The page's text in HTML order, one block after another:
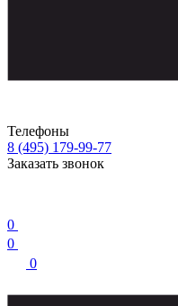
Телефоны
8 (495) 179-99-77
Заказать звонок
0
0
0